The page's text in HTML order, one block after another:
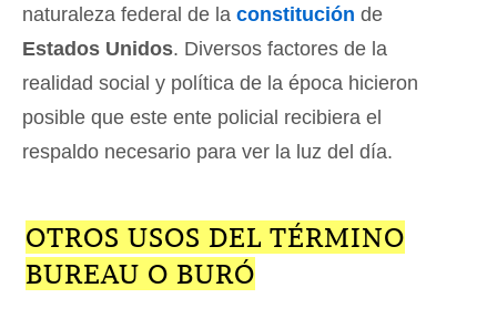
naturaleza federal de la constitución de
Estados Unidos. Diversos factores de la
realidad social y política de la época hicieron
posible que este ente policial recibiera el
respaldo necesario para ver la luz del día.
OTROS USOS DEL TÉRMINO
BUREAU O BURÓ